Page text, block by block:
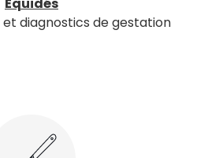
et diagnostics de gestation